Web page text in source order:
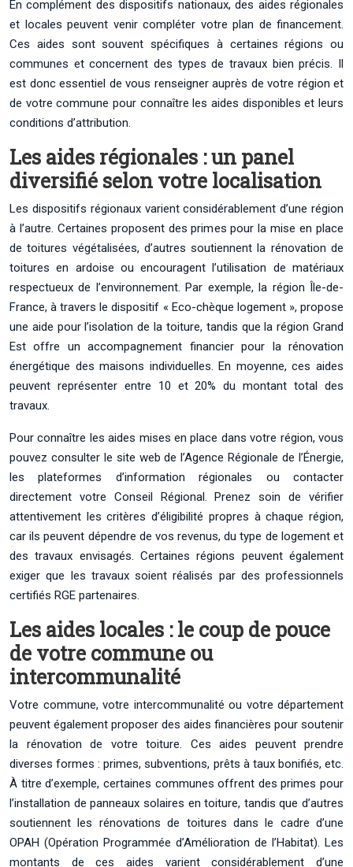
En complément des dispositifs nationaux, des aides régionales
et locales peuvent venir compléter votre plan de financement.
Ces aides sont souvent spécifiques à certaines régions ou
communes et concernent des types de travaux bien précis. Il
est donc essentiel de vous renseigner auprès de votre région et
de votre commune pour connaître les aides disponibles et leurs
conditions d’attribution.
Les aides régionales : un panel
diversifié selon votre localisation
Les dispositifs régionaux varient considérablement d’une région
à l’autre. Certaines proposent des primes pour la mise en place
de toitures végétalisées, d’autres soutiennent la rénovation de
toitures en ardoise ou encouragent l’utilisation de matériaux
respectueux de l’environnement. Par exemple, la région Île-de-
France, à travers le dispositif « Eco-chèque logement », propose
une aide pour l’isolation de la toiture, tandis que la région Grand
Est offre un accompagnement financier pour la rénovation
énergétique des maisons individuelles. En moyenne, ces aides
peuvent représenter entre 10 et 20% du montant total des
travaux.
Pour connaître les aides mises en place dans votre région, vous
pouvez consulter le site web de l’Agence Régionale de l’Énergie,
les plateformes d’information régionales ou contacter
directement votre Conseil Régional. Prenez soin de vérifier
attentivement les critères d’éligibilité propres à chaque région,
car ils peuvent dépendre de vos revenus, du type de logement et
des travaux envisagés. Certaines régions peuvent également
exiger que les travaux soient réalisés par des professionnels
certifiés RGE partenaires.
Les aides locales : le coup de pouce
de votre commune ou
intercommunalité
Votre commune, votre intercommunalité ou votre département
peuvent également proposer des aides financières pour soutenir
la rénovation de votre toiture. Ces aides peuvent prendre
diverses formes : primes, subventions, prêts à taux bonifiés, etc.
À titre d’exemple, certaines communes offrent des primes pour
l’installation de panneaux solaires en toiture, tandis que d’autres
soutiennent les rénovations de toitures dans le cadre d’une
OPAH (Opération Programmée d’Amélioration de l’Habitat). Les
montants de ces aides varient considérablement d’une